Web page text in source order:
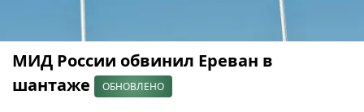
МИД России обвинил Ереван в
шантаже
ОБНОВЛЕНО